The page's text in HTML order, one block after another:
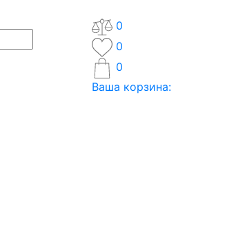
0
0
0
Ваша корзина: